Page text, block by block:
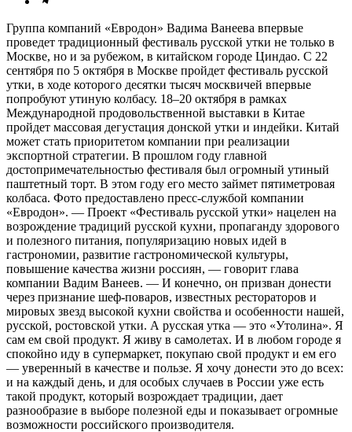
Группа компаний «Евродон» Вадима Ванеева впервые
проведет традиционный фестиваль русской утки не только в
Москве, но и за рубежом, в китайском городе Циндао. С 22
сентября по 5 октября в Москве пройдет фестиваль русской
утки, в ходе которого десятки тысяч москвичей впервые
попробуют утиную колбасу. 18–20 октября в рамках
Международной продовольственной выставки в Китае
пройдет массовая дегустация донской утки и индейки. Китай
может стать приоритетом компании при реализации
экспортной стратегии. В прошлом году главной
достопримечательностью фестиваля был огромный утиный
паштетный торт. В этом году его место займет пятиметровая
колбаса. Фото предоставлено пресс-службой компании
«Евродон». — Проект «Фестиваль русской утки» нацелен на
возрождение традиций русской кухни, пропаганду здорового
и полезного питания, популяризацию новых идей в
гастрономии, развитие гастрономической культуры,
повышение качества жизни россиян, — говорит глава
компании Вадим Ванеев. — И конечно, он призван донести
через признание шеф-поваров, известных рестораторов и
мировых звезд высокой кухни свойства и особенности нашей,
русской, ростовской утки. А русская утка — это «Утолина». Я
сам ем свой продукт. Я живу в самолетах. И в любом городе я
спокойно иду в супермаркет, покупаю свой продукт и ем его
— уверенный в качестве и пользе. Я хочу донести это до всех:
и на каждый день, и для особых случаев в России уже есть
такой продукт, который возрождает традиции, дает
разнообразие в выборе полезной еды и показывает огромные
возможности российского производителя.